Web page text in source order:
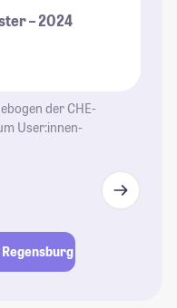
– 2024
der CHE-
User:innen-